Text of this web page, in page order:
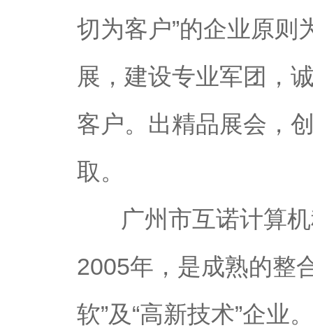
切为客户”的企业原则
展，建设专业军团，
客户。出精品展会，
取。
广州市互诺计算
2005年，是成熟的整
软”及“高新技术”企业